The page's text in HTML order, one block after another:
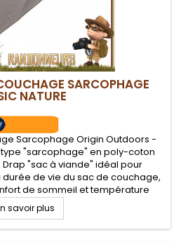
SARCOPHAGE
NATURE
Sarcophage Origin Outdoors -
"sarcophage" en poly-coton
"sac à viande" idéal pour
de vie du sac de couchage,
de sommeil et température
lavable et sèche rapidement
savoir plus